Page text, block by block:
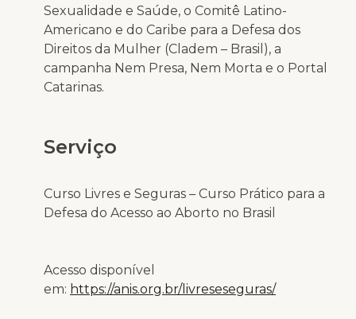
Sexualidade e Saúde, o Comitê Latino-
Americano e do Caribe para a Defesa dos
Direitos da Mulher (Cladem – Brasil), a
campanha Nem Presa, Nem Morta e o Portal
Catarinas.
Serviço
Curso Livres e Seguras – Curso Prático para a
Defesa do Acesso ao Aborto no Brasil
Acesso disponível
em: https://anis.org.br/livreseseguras/